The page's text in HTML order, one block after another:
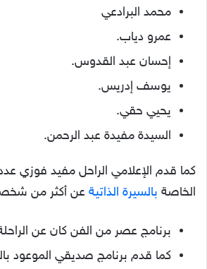
محمد البرادعي
عمرو دياب.
إحسان عبد القدوس.
يوسف إدريس.
يحيي حقي.
السيدة مفيدة عبد الرحمن.
كما قدم الإعلامي الراحل مفيد فوزي
الخاصة بالسيرة الذاتية عن أكثر من
برنامج عصر من الفن كان عن
كما قدم برنامج صديقي الموعود